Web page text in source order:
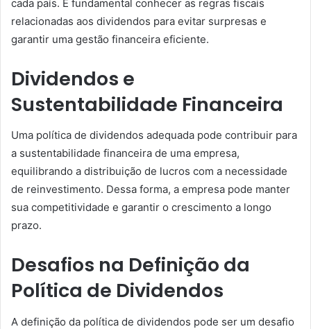
cada país. É fundamental conhecer as regras fiscais
relacionadas aos dividendos para evitar surpresas e
garantir uma gestão financeira eficiente.
Dividendos e
Sustentabilidade Financeira
Uma política de dividendos adequada pode contribuir para
a sustentabilidade financeira de uma empresa,
equilibrando a distribuição de lucros com a necessidade
de reinvestimento. Dessa forma, a empresa pode manter
sua competitividade e garantir o crescimento a longo
prazo.
Desafios na Definição da
Política de Dividendos
A definição da política de dividendos pode ser um desafio